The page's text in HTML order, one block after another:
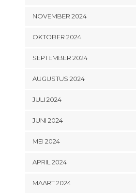
NOVEMBER 2024
OKTOBER 2024
SEPTEMBER 2024
AUGUSTUS 2024
JULI 2024
JUNI 2024
MEI 2024
APRIL 2024
MAART 2024